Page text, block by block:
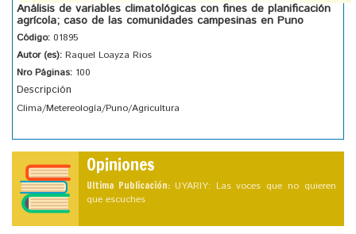
Análisis de variables climatológicas con fines de planificación
agrícola; caso de las comunidades campesinas en Puno
Código: 01895
Autor (es): Raquel Loayza Rios
Nro Páginas: 100
Descripción
Clima/Metereología/Puno/Agricultura
Opiniones
Ultima Publicación: UYARIY: Las voces que no quieren
que escuches